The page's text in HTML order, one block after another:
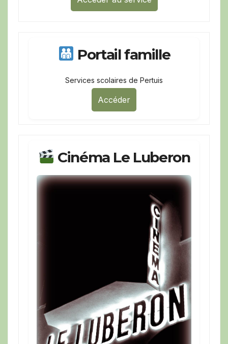
Portail famille
Services scolaires de Pertuis
Accéder
Cinéma Le Luberon